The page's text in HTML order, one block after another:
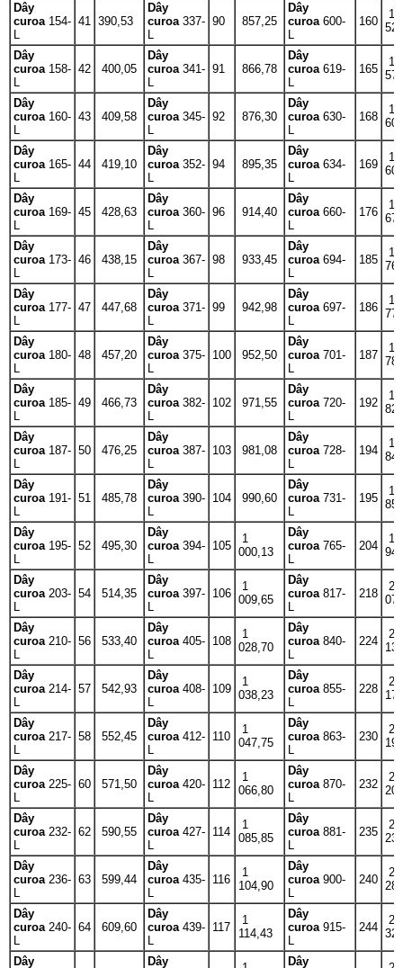
Dây
curoa 154-
L
41 390,53
Dây
curoa 337-
L
90 857,25
Dây
curoa 600-
L
160
1
Dây
curoa 158-
L
42 400,05
Dây
curoa 341-
L
91 866,78
Dây
curoa 619-
L
165
1
Dây
curoa 160-
L
43 409,58
Dây
curoa 345-
L
92 876,30
Dây
curoa 630-
L
168
1
Dây
curoa 165-
L
44 419,10
Dây
curoa 352-
L
94 895,35
Dây
curoa 634-
L
169
1
Dây
curoa 169-
L
45 428,63
Dây
curoa 360-
L
96 914,40
Dây
curoa 660-
L
176
1
Dây
curoa 173-
L
46 438,15
Dây
curoa 367-
L
98 933,45
Dây
curoa 694-
L
185
1
Dây
curoa 177-
L
47 447,68
Dây
curoa 371-
L
99 942,98
Dây
curoa 697-
L
186
1
Dây
curoa 180-
L
48 457,20
Dây
curoa 375-
L
100 952,50
Dây
curoa 701-
L
187
1
Dây
curoa 185-
L
49 466,73
Dây
curoa 382-
L
102 971,55
Dây
curoa 720-
L
192
1
Dây
curoa 187-
L
50 476,25
Dây
curoa 387-
L
103 981,08
Dây
curoa 728-
L
194
1
Dây
curoa 191-
L
51 485,78
Dây
curoa 390-
L
104 990,60
Dây
curoa 731-
L
195
1
Dây
curoa 195-
L
52 495,30
Dây
curoa 394-
L
105
1
000,13
Dây
curoa 765-
L
204
1
Dây
curoa 203-
L
54 514,35
Dây
curoa 397-
L
106
1
009,65
Dây
curoa 817-
L
218
2
Dây
curoa 210-
L
56 533,40
Dây
curoa 405-
L
108
1
028,70
Dây
curoa 840-
L
224
2
Dây
curoa 214-
L
57 542,93
Dây
curoa 408-
L
109
1
038,23
Dây
curoa 855-
L
228
2
Dây
curoa 217-
L
58 552,45
Dây
curoa 412-
L
110
1
047,75
Dây
curoa 863-
L
230
2
Dây
curoa 225-
L
60 571,50
Dây
curoa 420-
L
112
1
066,80
Dây
curoa 870-
L
232
2
Dây
curoa 232-
L
62 590,55
Dây
curoa 427-
L
114
1
085,85
Dây
curoa 881-
L
235
2
Dây
curoa 236-
L
63 599,44
Dây
curoa 435-
L
116
1
104,90
Dây
curoa 900-
L
240
2
Dây
curoa 240-
L
64 609,60
Dây
curoa 439-
L
117
1
114,43
Dây
curoa 915-
L
244
2
Dây Dây Dây